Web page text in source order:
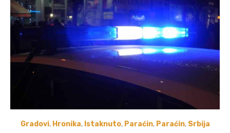
Gradovi, Hronika, Istaknuto, Paraćin, Paraćin, Srbija